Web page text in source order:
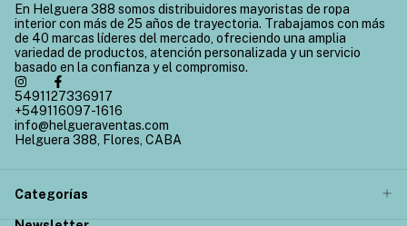
En Helguera 388 somos distribuidores mayoristas de ropa
interior con más de 25 años de trayectoria. Trabajamos con más
de 40 marcas líderes del mercado, ofreciendo una amplia
variedad de productos, atención personalizada y un servicio
basado en la confianza y el compromiso.
5491127336917
+549116097-1616
info@helgueraventas.com
Helguera 388, Flores, CABA
Categorías